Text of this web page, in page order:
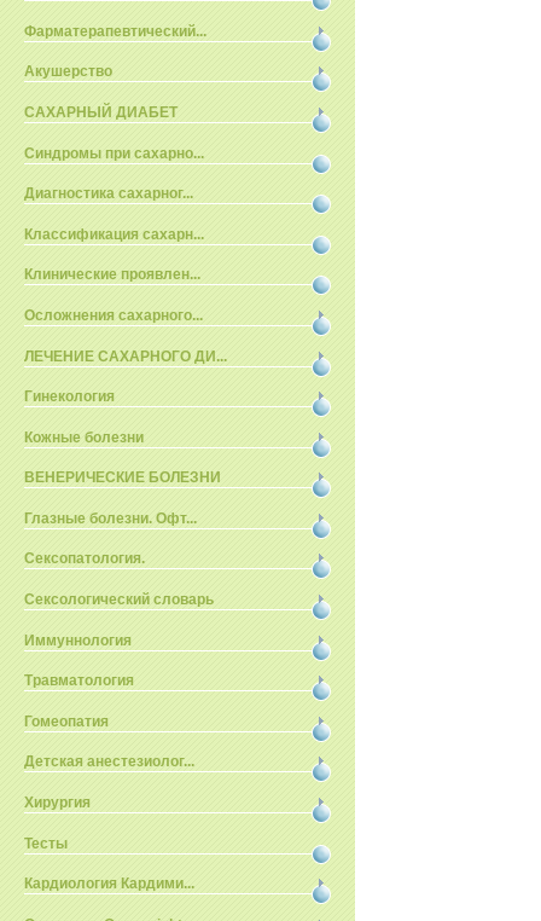
Фарматерапевтический...
Акушерство
САХАРНЫЙ ДИАБЕТ
Синдромы при сахарно...
Диагностика сахарног...
Классификация сахарн...
Клинические проявлен...
Осложнения сахарного...
ЛЕЧЕНИЕ САХАРНОГО ДИ...
Гинекология
Кожные болезни
ВЕНЕРИЧЕСКИЕ БОЛЕЗНИ
Глазные болезни. Офт...
Сексопатология.
Сексологический словарь
Иммуннология
Травматология
Гомеопатия
Детская анестезиолог...
Хирургия
Тесты
Кардиология Кардими...